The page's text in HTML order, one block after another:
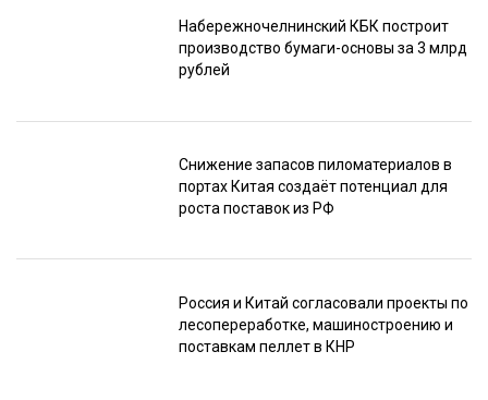
Набережночелнинский КБК построит
производство бумаги-основы за 3 млрд
рублей
Снижение запасов пиломатериалов в
портах Китая создаёт потенциал для
роста поставок из РФ
Россия и Китай согласовали проекты по
лесопереработке, машиностроению и
поставкам пеллет в КНР